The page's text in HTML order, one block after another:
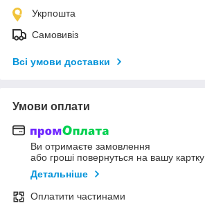
Укрпошта
Самовивіз
Всі умови доставки
Умови оплати
Ви отримаєте замовлення
або гроші повернуться на вашу картку
Детальніше
Оплатити частинами